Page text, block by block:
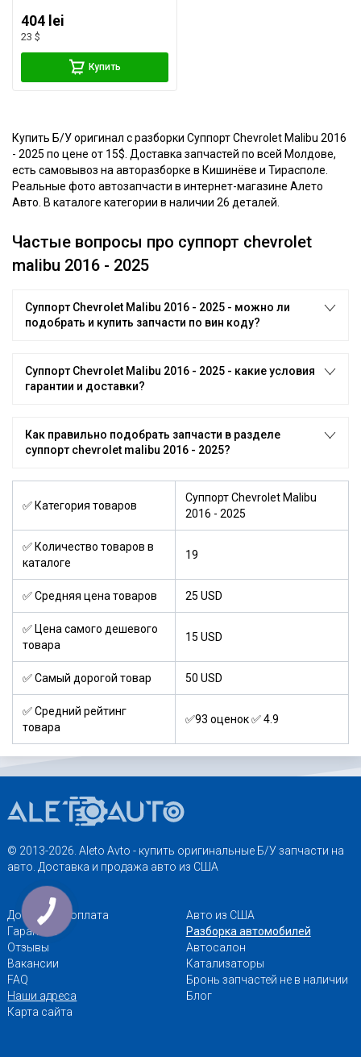
404 lei
23 $
Купить
Купить Б/У оригинал с разборки Суппорт Chevrolet Malibu 2016
- 2025 по цене от 15$. Доставка запчастей по всей Молдове,
есть самовывоз на авторазборке в Кишинёве и Тирасполе.
Реальные фото автозапчасти в интернет-магазине Алето
Авто. В каталоге категории в наличии 26 деталей.
Частые вопросы про суппорт chevrolet
malibu 2016 - 2025
Суппорт Chevrolet Malibu 2016 - 2025 - можно ли
подобрать и купить запчасти по вин коду?
Суппорт Chevrolet Malibu 2016 - 2025 - какие условия
гарантии и доставки?
Как правильно подобрать запчасти в разделе
суппорт chevrolet malibu 2016 - 2025?
✅ Категория товаров
Суппорт Chevrolet Malibu
2016 - 2025
✅ Количество товаров в
каталоге
19
✅ Средняя цена товаров 25 USD
✅ Цена самого дешевого
товара
15 USD
✅ Самый дорогой товар 50 USD
✅ Средний рейтинг
товара
✅93 оценок ✅ 4.9
© 2013-2026. Aleto Avto - купить оригинальные Б/У запчасти на
авто. Доставка и продажа авто из США
Доставка и оплата
Гарантии
Отзывы
Вакансии
FAQ
Наши адреса
Карта сайта
Авто из США
Разборка автомобилей
Автосалон
Катализаторы
Бронь запчастей не в наличии
Блог